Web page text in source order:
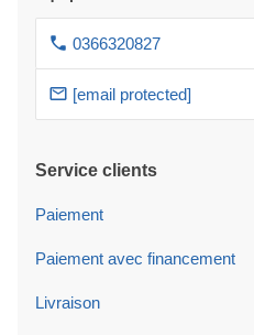
0366320827
[email protected]
Service clients
Paiement
Paiement avec financement
Livraison